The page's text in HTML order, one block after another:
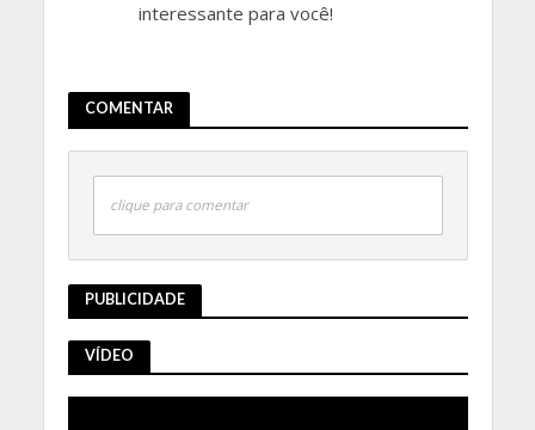
interessante para você!
COMENTAR
clique para comentar
PUBLICIDADE
VÍDEO